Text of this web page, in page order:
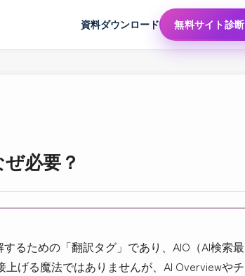
資料ダウンロード 無料サイト診断
必要？
るための「翻訳タグ」であり、AIO（AI検索最
げる魔法ではありませんが、AI Overviewやチ